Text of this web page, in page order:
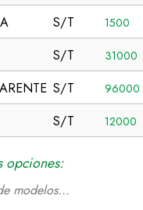
S/T 1500
S/T 31000
S/T 96000
S/T 12000
opciones:
modelos...